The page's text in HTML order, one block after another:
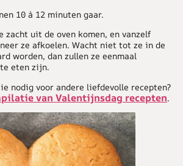
10 à 12 minuten gaar.
zacht uit de oven komen, en vanzelf
ze afkoelen. Wacht niet tot ze in de
worden, dan zullen ze eenmaal
eten zijn.
nodig voor andere liefdevolle recepten?
van Valentijnsdag recepten.